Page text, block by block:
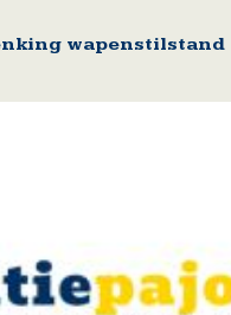
wapenstilstand